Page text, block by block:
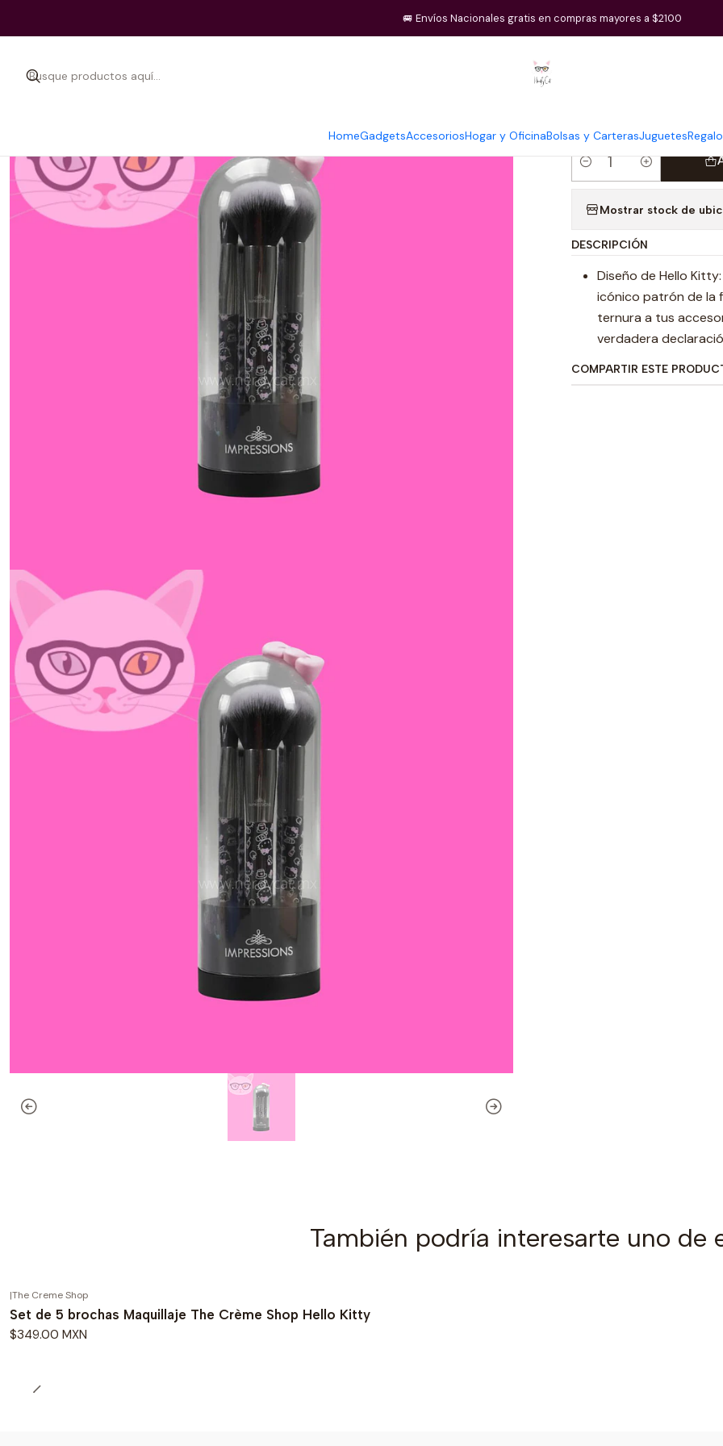
HomeGadgetsAccesoriosHogar y OficinaBolsas y CarterasJuguetes
🚐 Envíos Nacionales gratis en compras mayores a $2100
Regalos Set de brochas de maquillaje Impressions Vanity
Cantidad
Mostrar stock de
DESCRIPCIÓN
Diseño de Hello
icónico patrón de la
ternura a tus
verdadera
COMPARTIR ESTE
También podría interesarte uno de
|The Creme Shop
Set de 5 brochas Maquillaje The Crème Shop Hello Kitty
$349.00 MXN